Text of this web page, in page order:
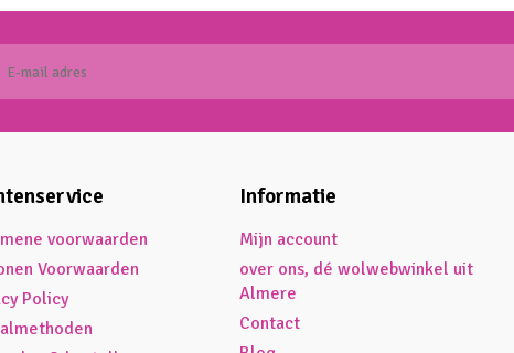
voorwaarden
Voorwaarden
Policy
Informatie
Mijn account
over ons, dé wolwebwinkel uit
Almere
Contact